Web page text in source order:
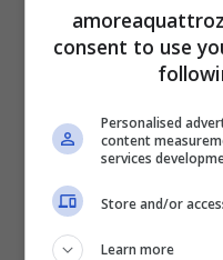
Possono pesare
particolare, ovvero
opponibili che
precisione.
consent to use
Personalised
content
services
Store and/or
Learn more